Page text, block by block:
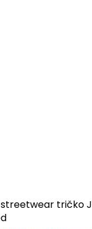
streetwear tričko